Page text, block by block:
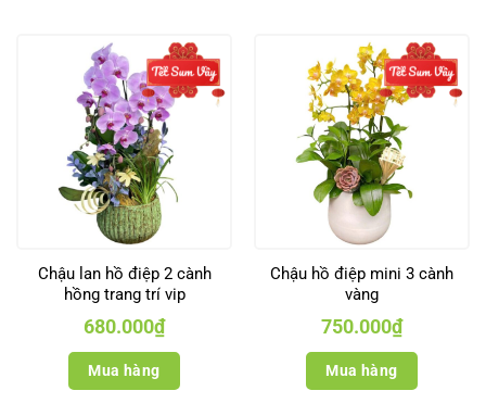
Chậu lan hồ điệp 2 cành
hồng trang trí vip
680.000₫
Mua hàng
Chậu hồ điệp mini 3 cành
vàng
750.000₫
Mua hàng